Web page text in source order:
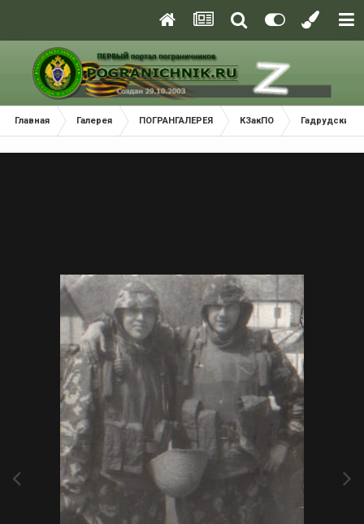
Главная Галерея ПОГРАНГАЛЕРЕЯ КЗакПО Гадрудский